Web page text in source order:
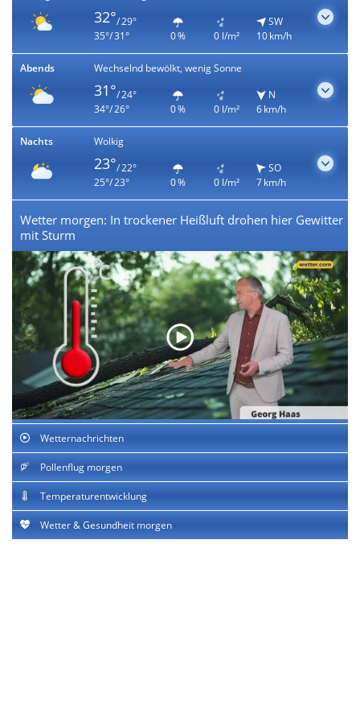
32°/ 29°
35°/ 31°
0 % 0 l/m²
SW
10 km/h
Abends Wechselnd bewölkt, wenig Sonne
31°/ 24°
34°/ 26°
0 % 0 l/m²
N
6 km/h
Nachts Wolkig
23°/ 22°
25°/ 23°
0 % 0 l/m²
SO
7 km/h
Wetter morgen: In trockener Heißluft drohen hier Gewitter
mit Sturm
Wetternachrichten
Pollenflug morgen
Temperaturentwicklung
Wetter & Gesundheit morgen